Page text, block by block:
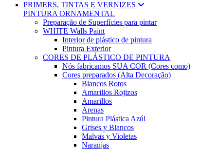
PRIMERS, TINTAS E VERNIZES
PINTURA ORNAMENTAL
Preparação de Superfícies para pintar
WHITE Walls Paint
Interior de plástico de pintura
Pintura Exterior
CORES DE PLÁSTICO DE PINTURA
Nós fabricamos SUA COR (Cores como)
Cores preparados (Alta Decoração)
Blancos Rotos
Amarillos Rojizos
Amarillos
Arenas
Pintura Plástica Azúl
Grises y Blancos
Malvas y Violetas
Naranjas